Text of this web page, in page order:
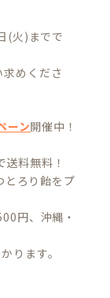
(火)までで
めくださ
ーン開催中！
料無料！
ろり飴をプ
円、沖縄・
ります。